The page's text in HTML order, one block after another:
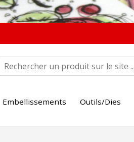
Embellissements Outils/Dies